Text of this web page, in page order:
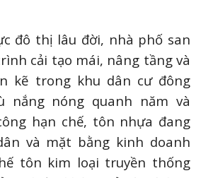
đô thị lâu đời, nhà phố san
cải tạo mái, nâng tầng và
kẽ trong khu dân cư đông
nắng nóng quanh năm và
hạn chế, tôn nhựa đang
và mặt bằng kinh doanh
tôn kim loại truyền thống